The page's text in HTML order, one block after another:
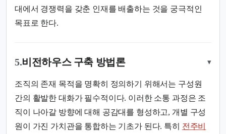
대에서 경쟁력을 갖춘 인재를 배출하는 것을 궁극적인
목표로 한다.
5.비전하우스 구축 방법론 ▾
조직의 존재 목적을 명확히 정의하기 위해서는 구성원
간의 활발한 대화가 필수적이다. 이러한 소통 과정은 조
직이 나아갈 방향에 대해 공감대를 형성하고, 개별 구성
원이 가진 가치관을 통합하는 기초가 된다. 특히 전주비